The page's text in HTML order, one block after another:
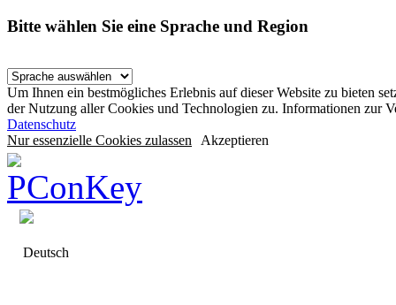
Bitte wählen Sie eine Sprache und Region
Um Ihnen ein bestmögliches Erlebnis auf dieser Website zu bieten
der Nutzung aller Cookies und Technologien zu. Informationen zur
Datenschutz
Nur essenzielle Cookies zulassen Akzeptieren
Deutsch